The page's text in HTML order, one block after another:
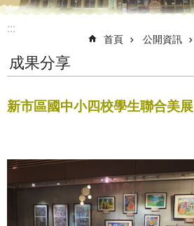
:::
首頁 公開資訊
成果分享
新市區國中小四校學生聯合美展